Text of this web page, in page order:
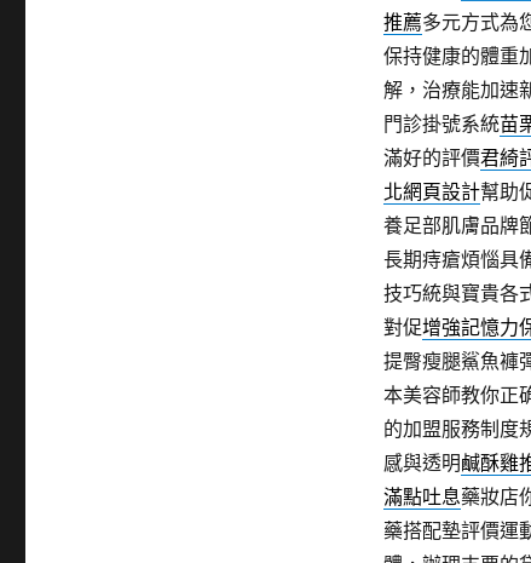
推薦多元方式為
保持健康的體重
解，治療能加速
門診掛號系統苗
滿好的評價君綺
北網頁設計幫助
養足部肌膚品牌
長期痔瘡煩惱具
技巧統與寶貴各
對促增強記憶力
提臀瘦腿鯊魚褲
本美容師教你正
的加盟服務制度
感與透明鹹酥雞
滿點吐息藥妝店
藥搭配墊評價運